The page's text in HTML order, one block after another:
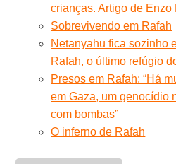
crianças. Artigo de Enzo
Sobrevivendo em Rafah
Netanyahu fica sozinho
Rafah, o último refúgio
Presos em Rafah: “Há
em Gaza, um genocídio
com bombas”
O inferno de Rafah